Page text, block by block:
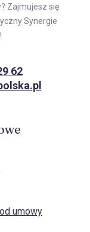
Zajmujesz się
Synergie
62
umowy